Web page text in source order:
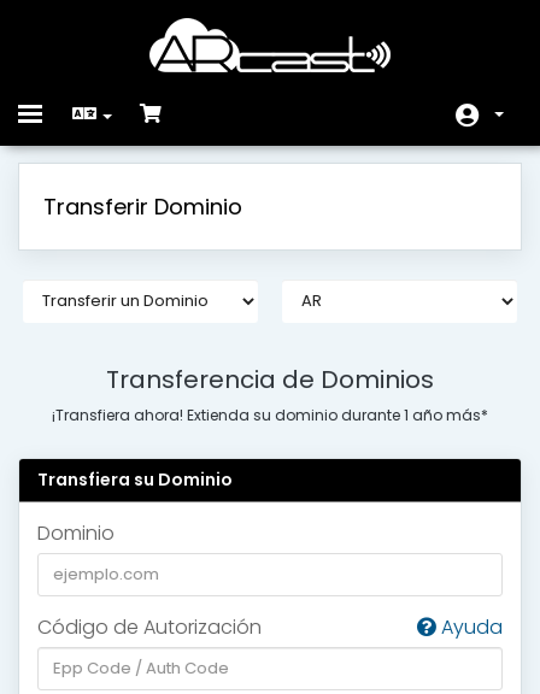
Toggle
Estado de la Red
Contáctenos
Transferir Dominio
Transferencia de Dominios
¡Transfiera ahora! Extienda su dominio durante 1 año más*
Transfiera su Dominio
Dominio
Código de Autorización Ayuda